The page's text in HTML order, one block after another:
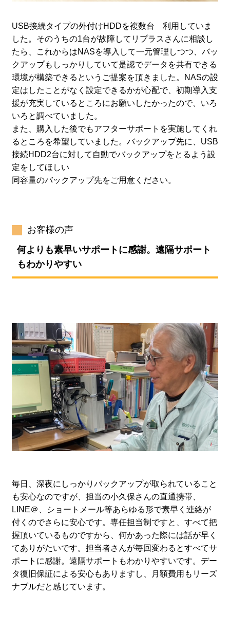
USB接続タイプの外付けHDDを複数台 利用していま
した。そのうちの1台が故障してリプラスさんに相談し
たら、これからはNASを導入して一元管理しつつ、バッ
クアップもしっかりしていて是認でデータを共有できる
環境が構築できるというご提案を頂きました。NASの設
定はしたことがなく設定できるかが心配で、初期導入支
援が充実しているところにお願いしたかったので、いろ
いろと調べていました。
また、購入した後でもアフターサポートを実施してくれ
るところを希望していました。バックアップ先に、USB
接続HDD2台に対して自動でバックアップをとるよう設
定をしてほしい
同容量のバックアップ先をご用意ください。
お客様の声
何よりも素早いサポートに感謝。遠隔サポート
もわかりやすい
毎日、深夜にしっかりバックアップが取られていること
も安心なのですが、担当の小久保さんの直通携帯、
LINE＠、ショートメール等あらゆる形で素早く連絡が
付くのでさらに安心です。専任担当制ですと、すべて把
握頂いているものですから、何かあった際には話が早く
てありがたいです。担当者さんが毎回変わるとすべてサ
ポートに感謝。遠隔サポートもわかりやすいです。デー
タ復旧保証による安心もありますし、月額費用もリーズ
ナブルだと感じています。